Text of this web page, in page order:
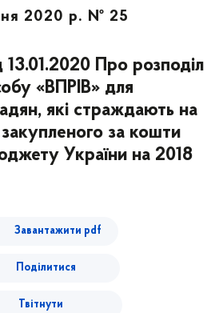
2020 р. № 25
Про розподіл
«ВПРІВ» для
які страждають на
за кошти
України на 2018
Завантажити pdf
Поділитися
Твітнути